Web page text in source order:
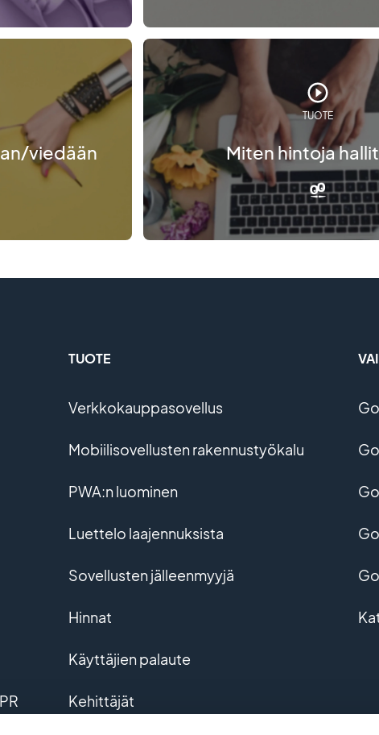
viedään
TUOTE
Miten hintoja
TUOTE
Verkkokauppasovellus
Mobiilisovellusten rakennustyökalu
PWA:n luominen
Luettelo laajennuksista
Sovellusten jälleenmyyjä
Hinnat
Käyttäjien palaute
Kehittäjät